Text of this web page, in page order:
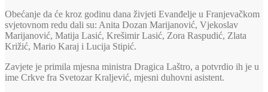
Obećanje da će kroz godinu dana živjeti Evanđelje u Franjevačkom
svjetovnom redu dali su: Anita Dozan Marijanović, Vjekoslav
Marijanović, Matija Lasić, Krešimir Lasić, Zora Raspudić, Zlata
Križić, Mario Karaj i Lucija Stipić.
Zavjete je primila mjesna ministra Dragica Laštro, a potvrdio ih je u
ime Crkve fra Svetozar Kraljević, mjesni duhovni asistent.